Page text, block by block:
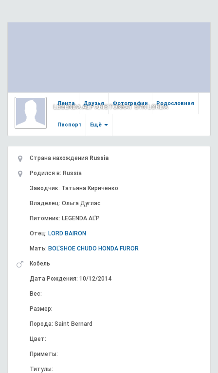
LEGENDA AL'P ARISTOKRAT SYN LORDA
Лента Друзья Фотографии Родословная
Паспорт Ещё
Страна нахождения Russia
Родился в: Russia
Заводчик: Татьяна Кириченко
Владелец: Ольга Дуглас
Питомник: LEGENDA AL'P
Отец: LORD BAIRON
Мать: BOL'SHOE CHUDO HONDA FUROR
Кобель
Дата Рождения: 10/12/2014
Вес:
Размер:
Порода: Saint Bernard
Цвет:
Приметы:
Титулы: